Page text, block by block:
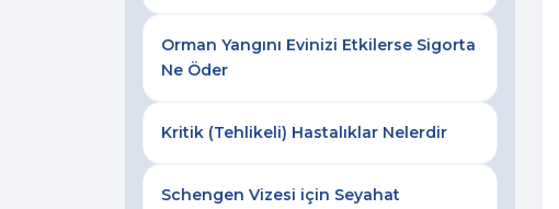
Orman Yangını Evinizi Etkilerse Sigorta
Ne Öder
Kritik (Tehlikeli) Hastalıklar Nelerdir
Schengen Vizesi için Seyahat